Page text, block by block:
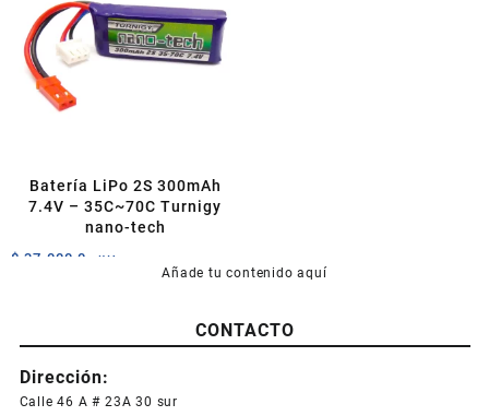
Batería LiPo 2S 300mAh
7.4V – 35C~70C Turnigy
nano-tech
$ 37.000,0 +IVA
Añade tu contenido aquí
CONTACTO
Dirección:
Calle 46 A # 23A 30 sur